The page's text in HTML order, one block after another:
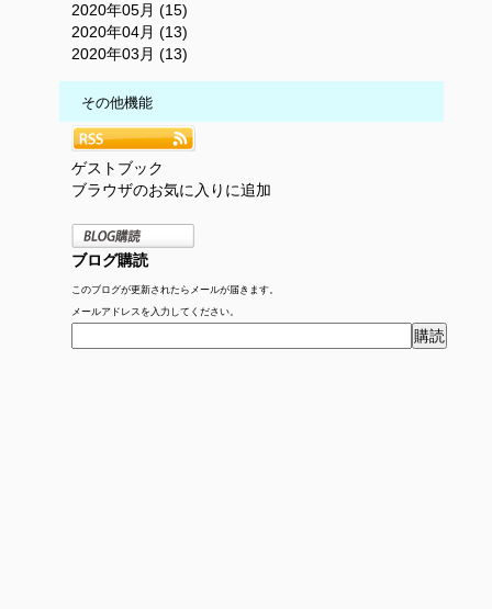
2020年05月 (15)
2020年04月 (13)
2020年03月 (13)
その他機能
ゲストブック
ブラウザのお気に入りに追加
ブログ購読
このブログが更新されたらメールが届きます。
メールアドレスを入力してください。